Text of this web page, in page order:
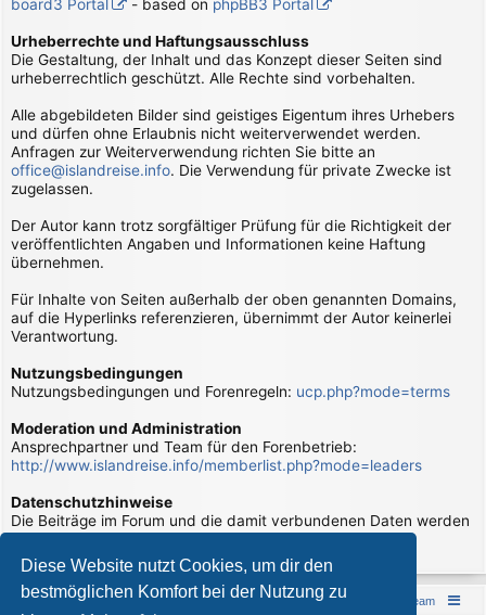
Diese Website nutzt Cookies, um dir den
bestmöglichen Komfort bei der Nutzung zu
board3 Portal
- based on phpBB3 Portal
Urheberrechte und Haftungsausschluss
Die Gestaltung, der Inhalt und das Konzept dieser Seiten sind
urheberrechtlich geschützt. Alle Rechte sind vorbehalten.
Alle abgebildeten Bilder sind geistiges Eigentum ihres Urhebers
und dürfen ohne Erlaubnis nicht weiterverwendet werden.
Anfragen zur Weiterverwendung richten Sie bitte an
office@islandreise.info. Die Verwendung für private Zwecke ist
zugelassen.
Der Autor kann trotz sorgfältiger Prüfung für die Richtigkeit der
veröffentlichten Angaben und Informationen keine Haftung
übernehmen.
Für Inhalte von Seiten außerhalb der oben genannten Domains,
auf die Hyperlinks referenzieren, übernimmt der Autor keinerlei
Verantwortung.
Nutzungsbedingungen
Nutzungsbedingungen und Forenregeln: ucp.php?mode=terms
Moderation und Administration
Ansprechpartner und Team für den Forenbetrieb:
http://www.islandreise.info/memberlist.php?mode=leaders
Datenschutzhinweise
Die Beiträge im Forum und die damit verbundenen Daten werden
page/datenschutzhinweise
Islandreise Portal Foren-Übersicht Das Team